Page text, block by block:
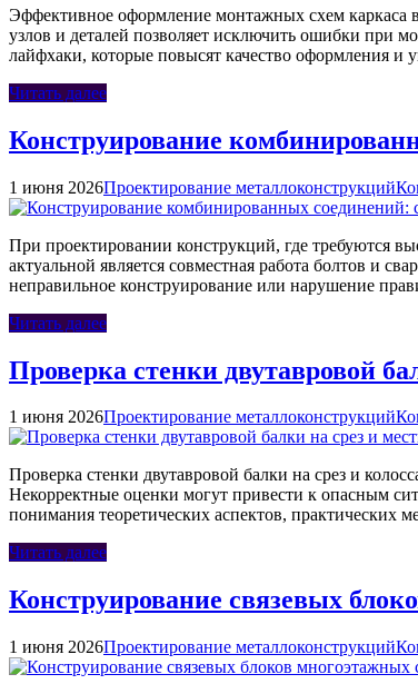
Эффективное оформление монтажных схем каркаса
узлов и деталей позволяет исключить ошибки при
лайфхаки, которые повысят качество оформления и
Читать далее
Конструирование
1 июня 2026Проектирование металлоконструкций
При проектировании конструкций, где требуются
актуальной является совместная работа болтов и
неправильное конструирование или нарушение
Читать далее
Проверка стенки двутавровой
1 июня 2026Проектирование металлоконструкций
Проверка стенки двутавровой балки на срез и
Некорректные оценки могут привести к опасным
понимания теоретических аспектов,
Читать далее
Конструирование связевых
1 июня 2026Проектирование металлоконструкций